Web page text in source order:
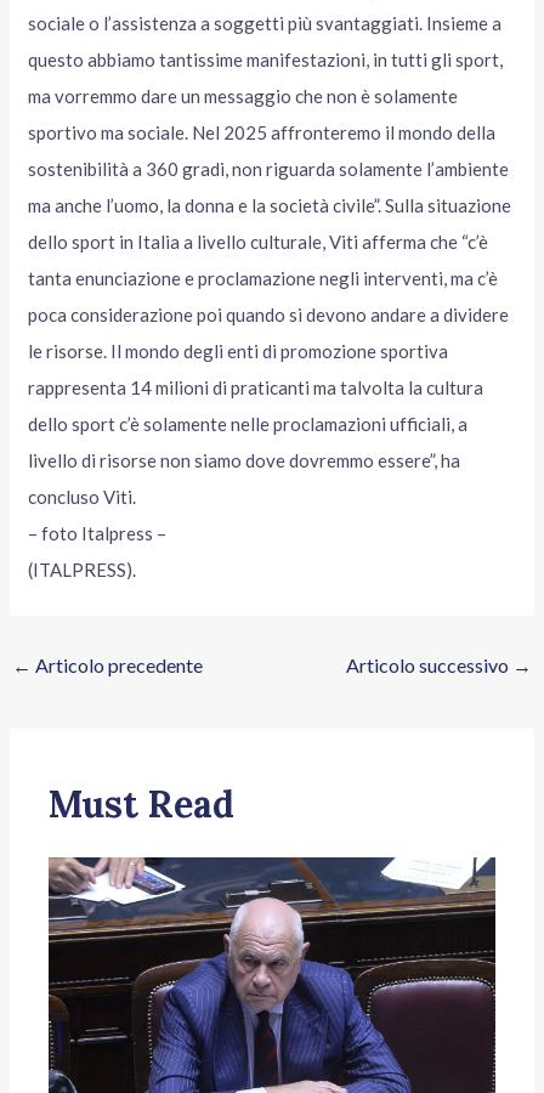
sociale o l’assistenza a soggetti più svantaggiati. Insieme a
questo abbiamo tantissime manifestazioni, in tutti gli sport,
ma vorremmo dare un messaggio che non è solamente
sportivo ma sociale. Nel 2025 affronteremo il mondo della
sostenibilità a 360 gradi, non riguarda solamente l’ambiente
ma anche l’uomo, la donna e la società civile”. Sulla situazione
dello sport in Italia a livello culturale, Viti afferma che “c’è
tanta enunciazione e proclamazione negli interventi, ma c’è
poca considerazione poi quando si devono andare a dividere
le risorse. Il mondo degli enti di promozione sportiva
rappresenta 14 milioni di praticanti ma talvolta la cultura
dello sport c’è solamente nelle proclamazioni ufficiali, a
livello di risorse non siamo dove dovremmo essere”, ha
concluso Viti.
– foto Italpress –
(ITALPRESS).
← Articolo precedente Articolo successivo →
Must Read